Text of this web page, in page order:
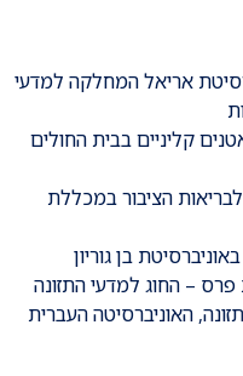
אריאל המחלקה למדעי
קליניים בבית החולים
הציבור במכללת
בן גוריון
– החוג למדעי התזונה
האוניברסיטה העברית